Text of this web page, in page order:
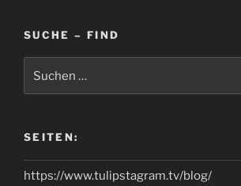
SUCHE – FIND
nach:
SEITEN:
https://www.tulipstagram.tv/blog/